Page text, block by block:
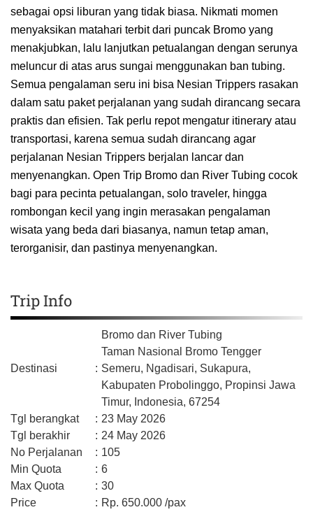
sebagai opsi liburan yang tidak biasa. Nikmati momen
menyaksikan matahari terbit dari puncak Bromo yang
menakjubkan, lalu lanjutkan petualangan dengan serunya
meluncur di atas arus sungai menggunakan ban tubing.
Semua pengalaman seru ini bisa Nesian Trippers rasakan
dalam satu paket perjalanan yang sudah dirancang secara
praktis dan efisien. Tak perlu repot mengatur itinerary atau
transportasi, karena semua sudah dirancang agar
perjalanan Nesian Trippers berjalan lancar dan
menyenangkan. Open Trip Bromo dan River Tubing cocok
bagi para pecinta petualangan, solo traveler, hingga
rombongan kecil yang ingin merasakan pengalaman
wisata yang beda dari biasanya, namun tetap aman,
terorganisir, dan pastinya menyenangkan.
Trip Info
Destinasi :
Bromo dan River Tubing
Taman Nasional Bromo Tengger
Semeru, Ngadisari, Sukapura,
Kabupaten Probolinggo, Propinsi Jawa
Timur, Indonesia, 67254
Tgl berangkat
: 23 May 2026
Tgl berakhir
: 24 May 2026
No Perjalanan
: 105
Min Quota
: 6
Max Quota
: 30
Price
: Rp. 650.000 /pax